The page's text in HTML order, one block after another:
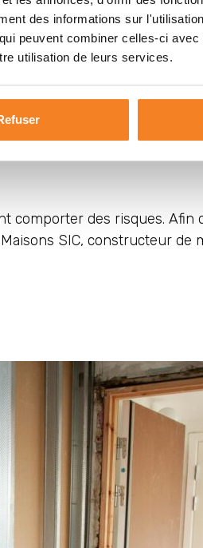
des informations sur
peuvent combiner celles-ci
utilisation de leurs services.
comporter des risques.
SIC, constructeur de